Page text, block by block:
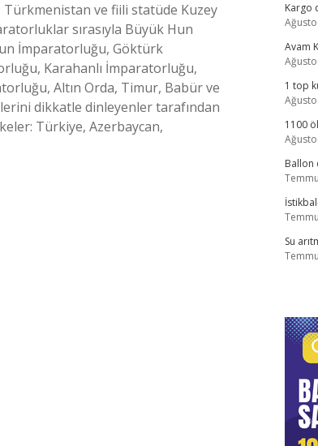
Türkmenistan ve fiili statüde Kuzey
sırasıyla Büyük Hun
İmparatorluğu, Göktürk
Karahanlı İmparatorluğu,
Altın Orda, Timur, Babür ve
dikkatle dinleyenler tarafından
Türkiye, Azerbaycan,
Kargo
Avam
1 top
1100
Ballon
Su